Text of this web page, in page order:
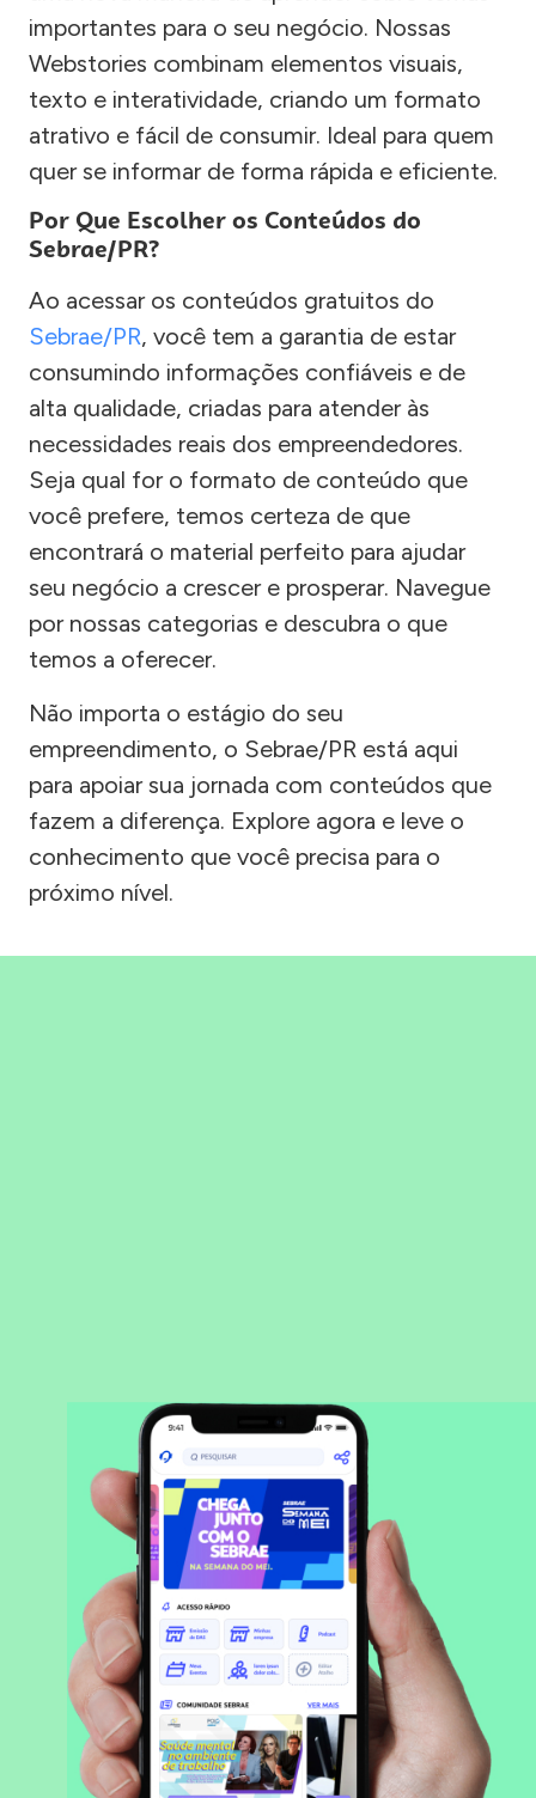
importantes para o seu negócio. Nossas
Webstories combinam elementos visuais,
texto e interatividade, criando um formato
atrativo e fácil de consumir. Ideal para quem
quer se informar de forma rápida e eficiente.
Por Que Escolher os Conteúdos do
Sebrae/PR?
Ao acessar os conteúdos gratuitos do
Sebrae/PR, você tem a garantia de estar
consumindo informações confiáveis e de
alta qualidade, criadas para atender às
necessidades reais dos empreendedores.
Seja qual for o formato de conteúdo que
você prefere, temos certeza de que
encontrará o material perfeito para ajudar
seu negócio a crescer e prosperar. Navegue
por nossas categorias e descubra o que
temos a oferecer.
Não importa o estágio do seu
empreendimento, o Sebrae/PR está aqui
para apoiar sua jornada com conteúdos que
fazem a diferença. Explore agora e leve o
conhecimento que você precisa para o
próximo nível.